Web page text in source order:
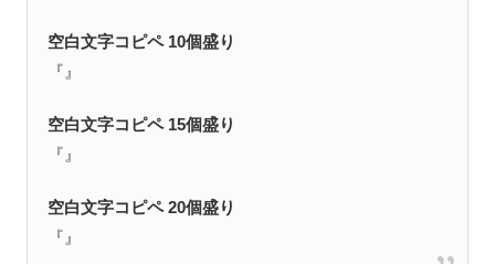
空白文字コピペ 10個盛り
『ㅤㅤㅤㅤㅤㅤㅤㅤㅤㅤ』
空白文字コピペ 15個盛り
『ㅤㅤㅤㅤㅤㅤㅤㅤㅤㅤㅤㅤㅤㅤㅤ』
空白文字コピペ20個盛り
『ㅤㅤㅤㅤㅤㅤㅤㅤㅤㅤㅤㅤㅤㅤㅤㅤㅤㅤㅤㅤ』